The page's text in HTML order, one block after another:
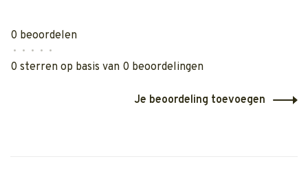
0 beoordelen
• • • • •
0 sterren op basis van 0 beoordelingen
Je beoordeling toevoegen